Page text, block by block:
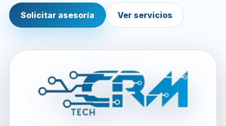
Solicitar asesoría Ver servicios